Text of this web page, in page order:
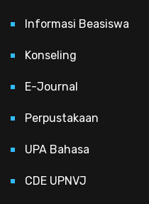
Informasi Beasiswa
Konseling
E-Journal
Perpustakaan
UPA Bahasa
CDE UPNVJ